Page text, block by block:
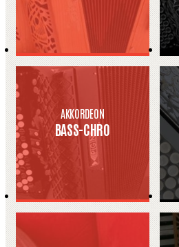
AKKORDEON
BASS-CHRO